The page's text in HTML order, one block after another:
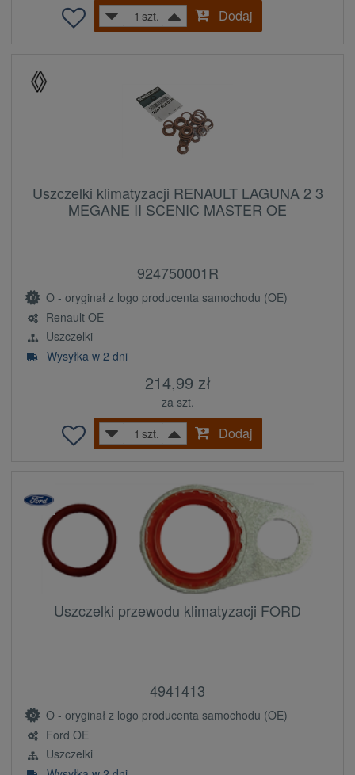
szt.
Dodaj
Uszczelki klimatyzacji RENAULT LAGUNA 2 3
MEGANE II SCENIC MASTER OE
924750001R
O - oryginał z logo producenta samochodu (OE)
Renault OE
Uszczelki
Wysyłka w 2 dni
214,99 zł
za szt.
szt.
Dodaj
Uszczelki przewodu klimatyzacji FORD
4941413
O - oryginał z logo producenta samochodu (OE)
Ford OE
Uszczelki